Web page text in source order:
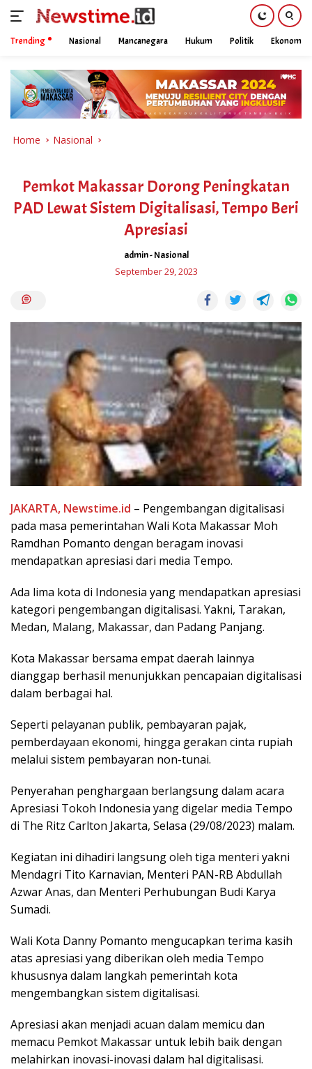
content
Trending Nasional Mancanegara Hukum Politik Ekonomi
Home Nasional
Pemkot Makassar Dorong Peningkatan
PAD Lewat Sistem Digitalisasi, Tempo Beri
Apresiasi
admin-Nasional
September 29, 2023
JAKARTA, Newstime.id – Pengembangan digitalisasi
pada masa pemerintahan Wali Kota Makassar Moh
Ramdhan Pomanto dengan beragam inovasi
mendapatkan apresiasi dari media Tempo.
Ada lima kota di Indonesia yang mendapatkan apresiasi
kategori pengembangan digitalisasi. Yakni, Tarakan,
Medan, Malang, Makassar, dan Padang Panjang.
Kota Makassar bersama empat daerah lainnya
dianggap berhasil menunjukkan pencapaian digitalisasi
dalam berbagai hal.
Seperti pelayanan publik, pembayaran pajak,
pemberdayaan ekonomi, hingga gerakan cinta rupiah
melalui sistem pembayaran non-tunai.
Penyerahan penghargaan berlangsung dalam acara
Apresiasi Tokoh Indonesia yang digelar media Tempo
di The Ritz Carlton Jakarta, Selasa (29/08/2023) malam.
Kegiatan ini dihadiri langsung oleh tiga menteri yakni
Mendagri Tito Karnavian, Menteri PAN-RB Abdullah
Azwar Anas, dan Menteri Perhubungan Budi Karya
Sumadi.
Wali Kota Danny Pomanto mengucapkan terima kasih
atas apresiasi yang diberikan oleh media Tempo
khususnya dalam langkah pemerintah kota
mengembangkan sistem digitalisasi.
Apresiasi akan menjadi acuan dalam memicu dan
memacu Pemkot Makassar untuk lebih baik dengan
melahirkan inovasi-inovasi dalam hal digitalisasi.